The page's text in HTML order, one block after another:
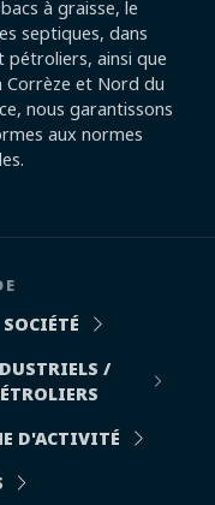
à graisse, le
septiques, dans
pétroliers, ainsi que
Corrèze et Nord du
nous garantissons
aux normes
SOCIÉTÉ
/
D'ACTIVITÉ